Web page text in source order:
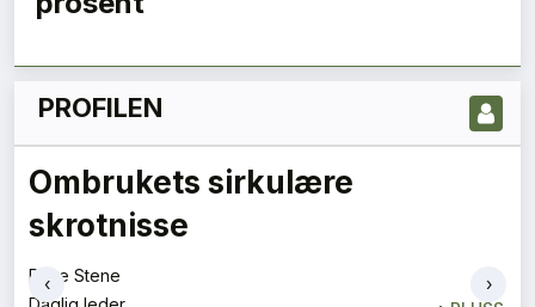
PROFILEN
Vi må være optimistiske
Magnus Gåseby
‹
›